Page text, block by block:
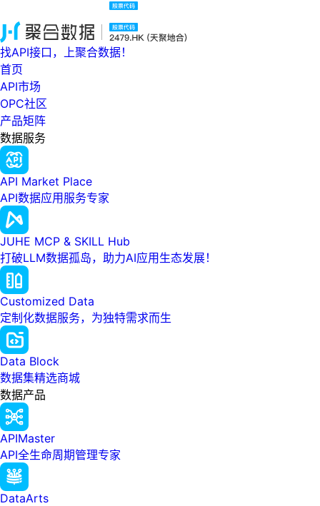
找API接口，上聚合数据！
首页
API市场
OPC社区
产品矩阵
数据服务
API Market Place
API数据应用服务专家
JUHE MCP & SKILL Hub
打破LLM数据孤岛，助力AI应用生态发展！
Customized Data
定制化数据服务，为独特需求而生
Data Block
数据集精选商城
数据产品
APIMaster
API全生命周期管理专家
DataArts